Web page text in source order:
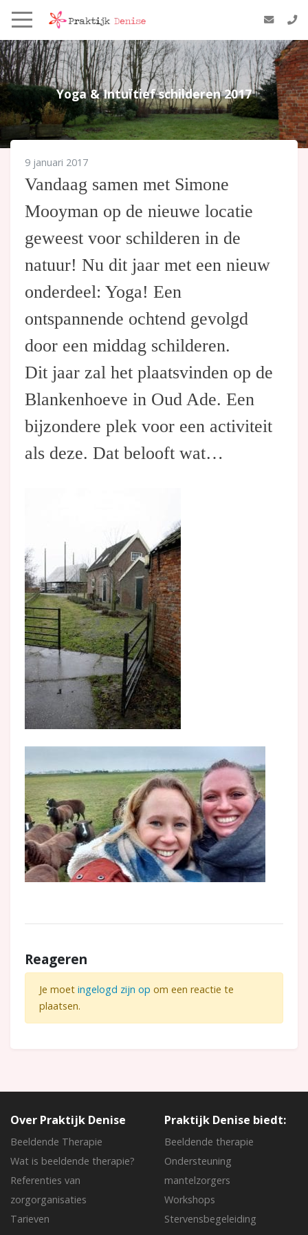
Yoga & Intuïtief schilderen 2017
9 januari 2017
Vandaag samen met Simone
Mooyman op de nieuwe locatie
geweest voor schilderen in de
natuur! Nu dit jaar met een nieuw
onderdeel: Yoga! Een
ontspannende ochtend gevolgd
door een middag schilderen.
Dit jaar zal het plaatsvinden op de
Blankenhoeve in Oud Ade. Een
bijzondere plek voor een activiteit
als deze. Dat belooft wat…
Reageren
Je moet ingelogd zijn op om een reactie te
plaatsen.
Over Praktijk Denise
Beeldende Therapie
Wat is beeldende therapie?
Referenties van
zorgorganisaties
Tarieven
Praktijk Denise biedt:
Beeldende therapie
Ondersteuning
mantelzorgers
Workshops
Stervensbegeleiding